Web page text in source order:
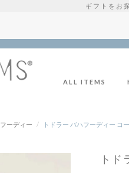
ギフトをお
ALL ITEMS
フーディー / トドラー バハフーディー コ
トド